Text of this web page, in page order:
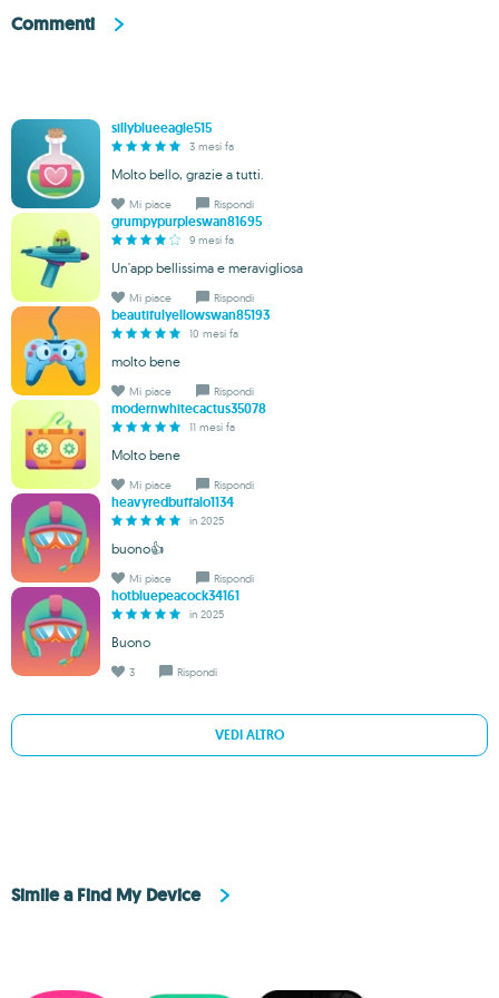
Commenti
sillyblueeagle515
3 mesi fa
Molto bello, grazie a tutti.
Mi piace Rispondi
grumpypurpleswan81695
9 mesi fa
Un'app bellissima e meravigliosa
Mi piace Rispondi
beautifulyellowswan85193
10 mesi fa
molto bene
Mi piace Rispondi
modernwhitecactus35078
11 mesi fa
Molto bene
Mi piace Rispondi
heavyredbuffalo1134
in 2025
buono👍
Mi piace Rispondi
hotbluepeacock34161
in 2025
Buono
3 Rispondi
VEDI ALTRO
Simile a Find My Device